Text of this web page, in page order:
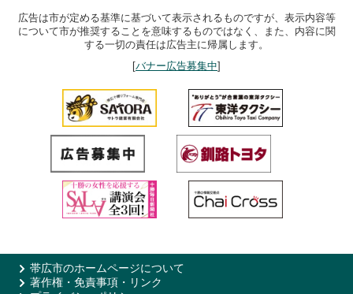
広告は市が定める基準に基づいて表示されるものですが、表示内容等
について市が推奨することを意味するものではなく、また、内容に関
する一切の責任は広告主に帰属します。
[バナー広告募集中]
帯広市のホームページについて
著作権・免責事項・リンク